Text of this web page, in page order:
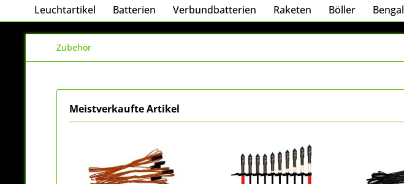
Leuchtartikel Batterien Verbundbatterien Raketen Böller Bengal
Zubehör
Meistverkaufte Artikel